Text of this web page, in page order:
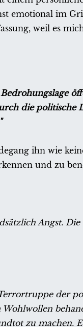
emotional im
weil es
die
ihn wie
und zu
Angst.
der
zu machen.